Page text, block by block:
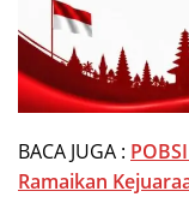
BACA JUGA :
Ramaikan